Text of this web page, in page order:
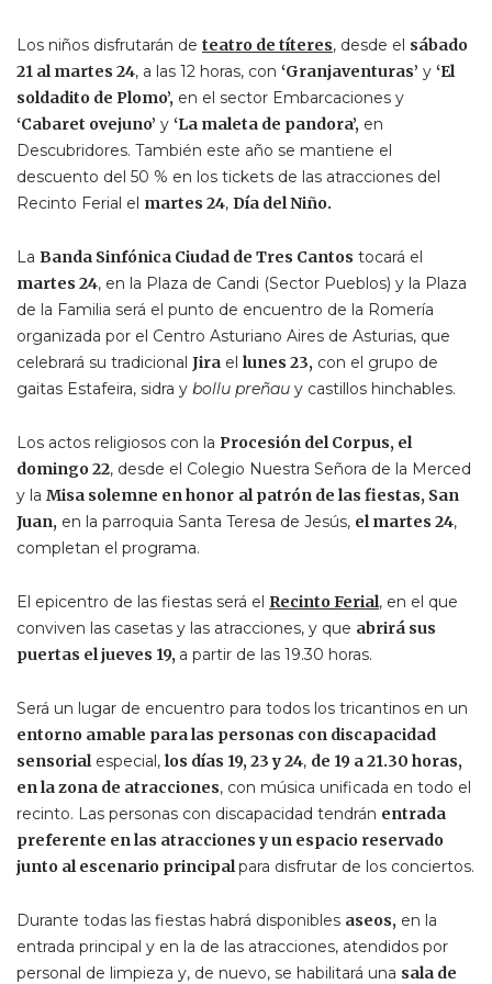
Los niños disfrutarán de teatro de títeres, desde el sábado
21 al martes 24, a las 12 horas, con ‘Granjaventuras’ y ‘El
soldadito de Plomo’, en el sector Embarcaciones y
‘Cabaret ovejuno’ y ‘La maleta de pandora’, en
Descubridores. También este año se mantiene el
descuento del 50 % en los tickets de las atracciones del
Recinto Ferial el martes 24, Día del Niño.
La Banda Sinfónica Ciudad de Tres Cantos tocará el
martes 24, en la Plaza de Candi (Sector Pueblos) y la Plaza
de la Familia será el punto de encuentro de la Romería
organizada por el Centro Asturiano Aires de Asturias, que
celebrará su tradicional Jira el lunes 23, con el grupo de
gaitas Estafeira, sidra y bollu preñau y castillos hinchables.
Los actos religiosos con la Procesión del Corpus, el
domingo 22, desde el Colegio Nuestra Señora de la Merced
y la Misa solemne en honor al patrón de las fiestas, San
Juan, en la parroquia Santa Teresa de Jesús, el martes 24,
completan el programa.
El epicentro de las fiestas será el Recinto Ferial, en el que
conviven las casetas y las atracciones, y que abrirá sus
puertas el jueves 19, a partir de las 19.30 horas.
Será un lugar de encuentro para todos los tricantinos en un
entorno amable para las personas con discapacidad
sensorialespecial, los días 19, 23 y 24, de 19 a 21.30 horas,
en la zona de atracciones, con música unificada en todo el
recinto. Las personas con discapacidad tendrán entrada
preferente en las atracciones y un espacio reservado
junto al escenario principalpara disfrutar de los conciertos.
Durante todas las fiestas habrá disponibles aseos, en la
entrada principal y en la de las atracciones, atendidos por
personal de limpieza y, de nuevo, se habilitará una sala de